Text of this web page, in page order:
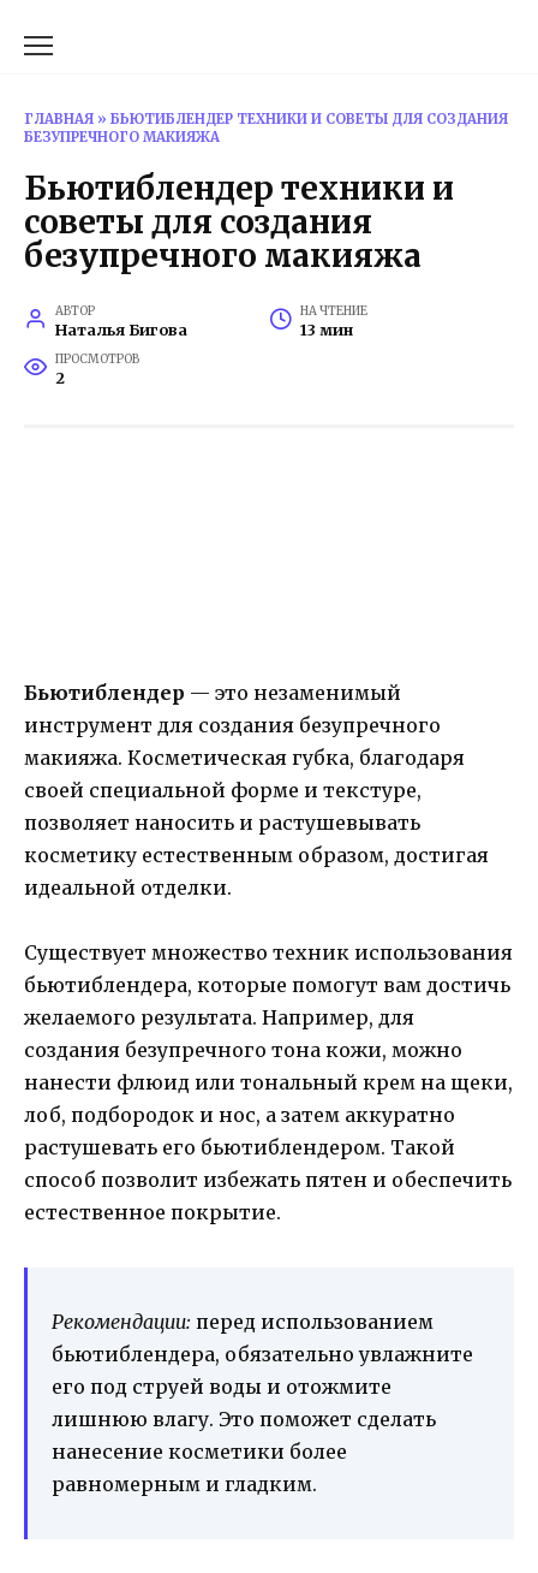
ГЛАВНАЯ » БЬЮТИБЛЕНДЕР ТЕХНИКИ И СОВЕТЫ ДЛЯ СОЗДАНИЯ
БЕЗУПРЕЧНОГО МАКИЯЖА
Бьютиблендер техники и
советы для создания
безупречного макияжа
АВТОР
Наталья Бигова
НА ЧТЕНИЕ
13 мин
ПРОСМОТРОВ
2
Бьютиблендер — это незаменимый
инструмент для создания безупречного
макияжа. Косметическая губка, благодаря
своей специальной форме и текстуре,
позволяет наносить и растушевывать
косметику естественным образом, достигая
идеальной отделки.
Существует множество техник использования
бьютиблендера, которые помогут вам достичь
желаемого результата. Например, для
создания безупречного тона кожи, можно
нанести флюид или тональный крем на щеки,
лоб, подбородок и нос, а затем аккуратно
растушевать его бьютиблендером. Такой
способ позволит избежать пятен и обеспечить
естественное покрытие.
Рекомендации: перед использованием
бьютиблендера, обязательно увлажните
его под струей воды и отожмите
лишнюю влагу. Это поможет сделать
нанесение косметики более
равномерным и гладким.